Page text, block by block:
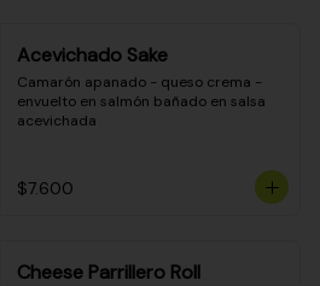
Acevichado Sake
Camarón apanado - queso crema -
envuelto en salmón bañado en salsa
acevichada
$7.600
Cheese Parrillero Roll